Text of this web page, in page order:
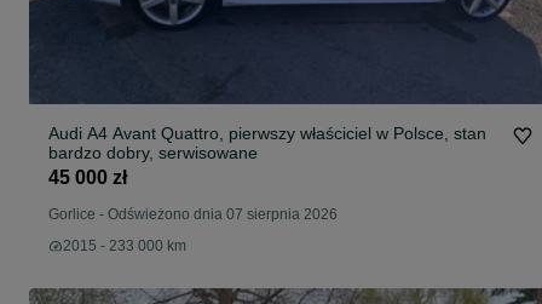
Audi A4 Avant Quattro, pierwszy właściciel w Polsce, stan
bardzo dobry, serwisowane
45 000 zł
Gorlice - Odświeżono dnia 07 sierpnia 2026
2015 - 233 000 km